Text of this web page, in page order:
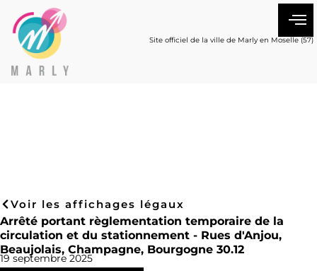
Site officiel de la ville de Marly en Moselle (57)
Voir les affichages légaux
Arrêté portant règlementation temporaire de la
circulation et du stationnement - Rues d'Anjou,
Beaujolais, Champagne, Bourgogne 30.12
19 septembre 2025